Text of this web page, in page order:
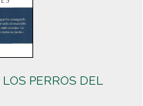
PERROS DEL